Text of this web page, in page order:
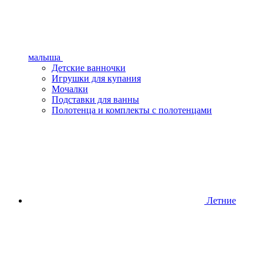
малыша
Детские ванночки
Игрушки для купания
Мочалки
Подставки для ванны
Полотенца и комплекты с полотенцами
Летние